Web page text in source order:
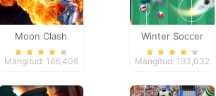
Moon Clash
Heroes
Mängitud: 186,408
Winter Soccer
Mängitud: 193,032